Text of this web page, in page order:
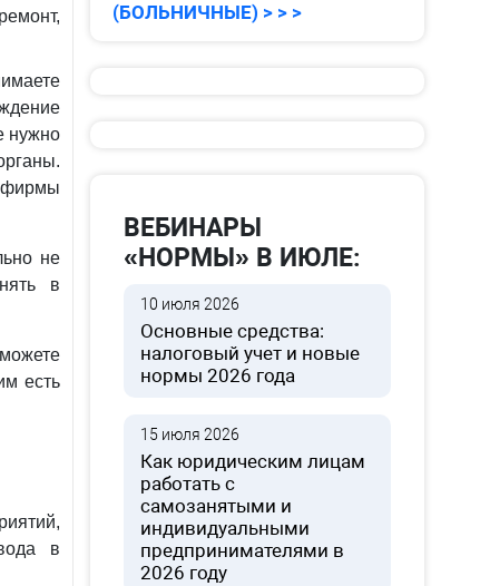
нужно
фирмы
не
в
есть
в
(БОЛЬНИЧНЫЕ) > > >
ВЕБИНАРЫ
«НОРМЫ» В ИЮЛЕ:
10 июля 2026
Основные средства:
налоговый учет и новые
нормы 2026 года
15 июля 2026
Как юридическим лицам
работать с
самозанятыми и
индивидуальными
предпринимателями в
2026 году